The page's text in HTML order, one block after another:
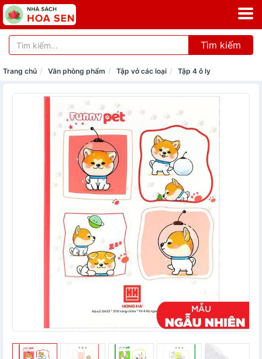
Tìm kiếm
Trang chủ Văn phòng phẩm Tập vở các loại Tập 4 ô ly